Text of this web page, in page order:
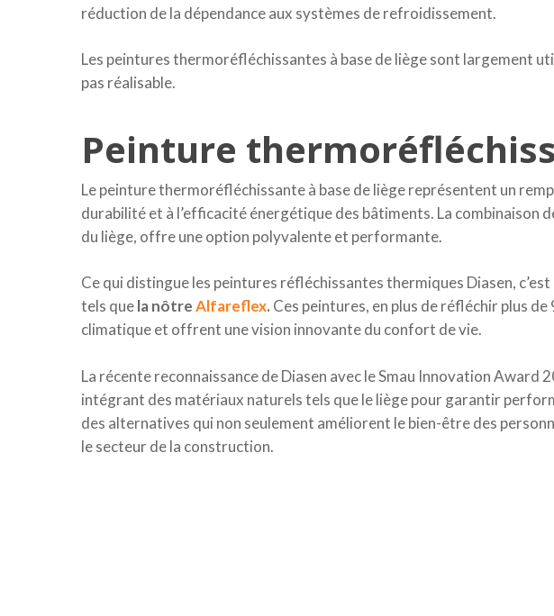
réduction de la dépendance aux systèmes de refroidissement.
Les peintures thermoréfléchissantes à base de liège sont largement
pas réalisable.
Peinture
Le peinture thermoréfléchissante à base de liège représentent un
durabilité et à l’efficacité énergétique des bâtiments. La
du liège, offre une option polyvalente et performante.
Ce qui distingue les peintures réfléchissantes thermiques Diasen,
tels quela nôtreAlfareflex. Ces peintures, en plus de réfléchir plus
climatique et offrent une vision innovante du confort de vie.
La récente reconnaissance de Diasen avec le Smau Innovation
intégrant des matériaux naturels tels que le liège pour garantir
des alternatives qui non seulement améliorent le bien-être des
le secteur de la construction.